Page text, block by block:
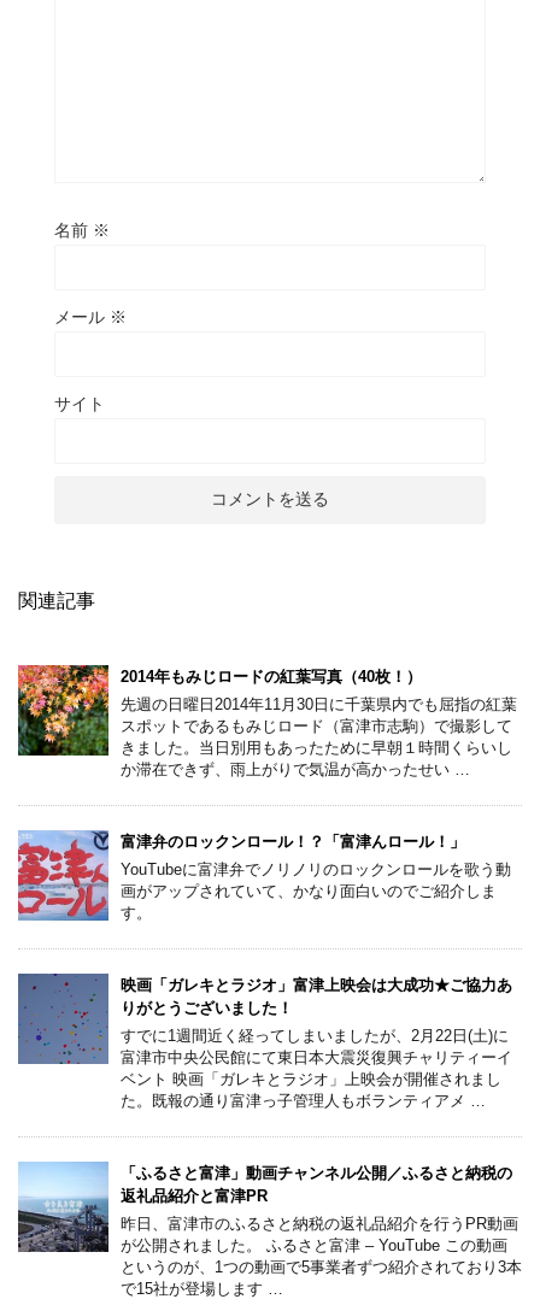
名前 ※
メール ※
サイト
関連記事
2014年もみじロードの紅葉写真（40枚！）
先週の日曜日2014年11月30日に千葉県内でも屈指の紅葉
スポットであるもみじロード（富津市志駒）で撮影して
きました。当日別用もあったために早朝１時間くらいし
か滞在できず、雨上がりで気温が高かったせい …
富津弁のロックンロール！？「富津んロール！」
YouTubeに富津弁でノリノリのロックンロールを歌う動
画がアップされていて、かなり面白いのでご紹介しま
す。
映画「ガレキとラジオ」富津上映会は大成功★ご協力あ
りがとうございました！
すでに1週間近く経ってしまいましたが、2月22日(土)に
富津市中央公民館にて東日本大震災復興チャリティーイ
ベント 映画「ガレキとラジオ」上映会が開催されまし
た。既報の通り富津っ子管理人もボランティアメ …
「ふるさと富津」動画チャンネル公開／ふるさと納税の
返礼品紹介と富津PR
昨日、富津市のふるさと納税の返礼品紹介を行うPR動画
が公開されました。 ふるさと富津 – YouTube この動画
というのが、1つの動画で5事業者ずつ紹介されており3本
で15社が登場します …